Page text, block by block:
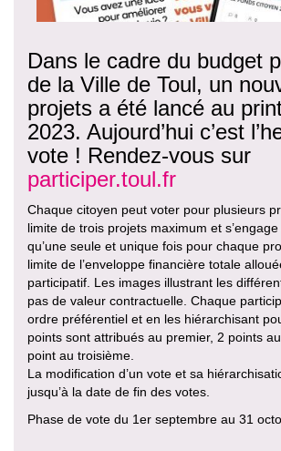
Dans le cadre du budget
de la Ville de Toul, un
projets a été lancé au
2023. Aujourd’hui c’est
vote ! Rendez-vous sur
participer.toul.fr
Chaque citoyen peut voter pour plusieurs
limite de trois projets maximum et
qu’une seule et unique fois pour chaque
limite de l’enveloppe financière totale
participatif. Les images illustrant les
pas de valeur contractuelle. Chaque
ordre préférentiel et en les hiérarchisant
points sont attribués au premier, 2 points
point au troisième.
La modification d’un vote et sa
jusqu’à la date de fin des votes.
Phase de vote du 1er septembre au 31